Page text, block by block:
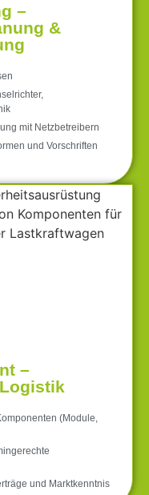
–
&
mit Netzbetreibern
und Vorschriften
–
(Module,
und Marktkenntnis